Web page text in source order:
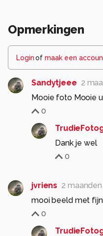
Opmerkingen
Loginof maak een
Sandytjeee 2
Mooie foto Mooie
0
Dank je wel
0
jvriens 2
mooi beeld met
0